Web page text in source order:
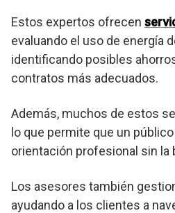
Estos expertos ofrecen
evaluando el uso de energía
identificando posibles
contratos más adecuados.
Además, muchos de estos
lo que permite que un
orientación profesional sin la
Los asesores también
ayudando a los clientes a